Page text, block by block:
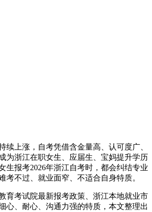
续上涨，自考凭借含金量高、认可度广、
为浙江在职女生、应届生、宝妈提升学历
生报考2026年浙江自考时，都会纠结专业
考不过、就业面窄、不适合自身特质。
育考试院最新报考政策、浙江本地就业市
心、耐心、沟通力强的特质，本文整理出